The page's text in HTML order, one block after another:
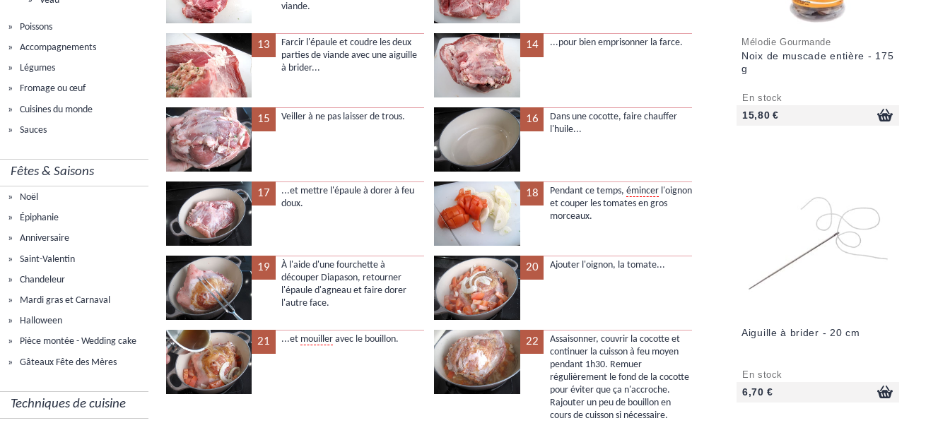
Poissons
Accompagnements
Légumes
Fromage ou œuf
Cuisines du monde
Sauces
Fêtes & Saisons
Noël
Épiphanie
Anniversaire
Saint-Valentin
Chandeleur
Mardi gras et Carnaval
Halloween
Pièce montée - Wedding cake
Gâteaux Fête des Mères
Techniques de cuisine
Mélodie Gourmande
Noix de muscade entière - 175
g
En stock
15,80 €
Aiguille à brider - 20 cm
En stock
6,70 €
viande.
13
Farcir l'épaule et coudre les deux
parties de viande avec une aiguille
à brider...
14 ...pour bien emprisonner la farce.
15 Veiller à ne pas laisser de trous. 16
Dans une cocotte, faire chauffer
l'huile...
17
...et mettre l'épaule à dorer à feu
doux.
18 Pendant ce temps, émincerl'oignon
et couper les tomates en gros
morceaux.
19
À l'aide d'une fourchette à
découper Diapason, retourner
l'épaule d'agneau et faire dorer
l'autre face.
20 Ajouter l'oignon, la tomate...
21 ...et mouiller avec le bouillon. 22
Assaisonner, couvrir la cocotte et
continuer la cuisson à feu moyen
pendant 1h30. Remuer
régulièrement le fond de la cocotte
pour éviter que ça n'accroche.
Rajouter un peu de bouillon en
cours de cuisson si nécessaire.